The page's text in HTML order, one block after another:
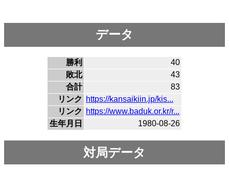
データ
勝利
40
敗北
43
合計
83
リンク
https://kansaikiin.jp/kis...
リンク
https://www.baduk.or.kr/r...
生年月日
1980-08-26
対局データ